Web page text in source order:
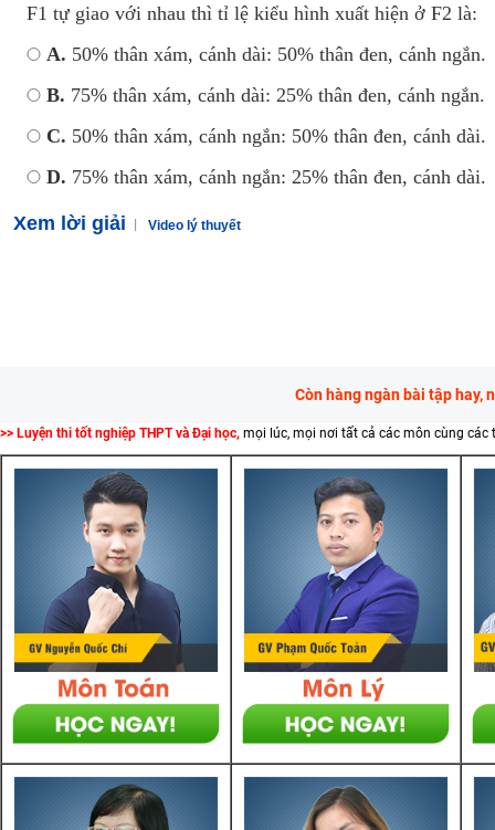
F1 tự giao với nhau thì tỉ lệ kiểu hình xuất hiện ở F2 là:
A. 50% thân xám, cánh dài: 50% thân đen, cánh ngắn.
B. 75% thân xám, cánh dài: 25% thân đen, cánh ngắn.
C. 50% thân xám, cánh ngắn: 50% thân đen, cánh dài.
D. 75% thân xám, cánh ngắn: 25% thân đen, cánh dài.
Xem lời giải Video lý thuyết
Còn hàng ngàn bài tập hay,
>> Luyện thi tốt nghiệp THPT và Đại học, mọi lúc, mọi nơi tất cả các môn cùng các